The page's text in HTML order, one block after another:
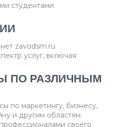
студентами.
zavodsm.ru
услуг, включая:
ПО РАЗЛИЧНЫМ
по маркетингу, бизнесу,
и другим областям.
своего